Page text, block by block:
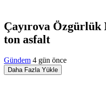
Çayırova Özgürlük
ton asfalt
Gündem 4 gün önce
Daha Fazla Yükle